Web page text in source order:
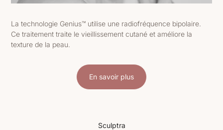
La technologie Genius™ utilise une radiofréquence bipolaire.
Ce traitement traite le vieillissement cutané et améliore la
texture de la peau.
En savoir plus
Sculptra